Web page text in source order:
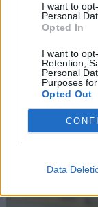
I want to
Personal
Opted In
I want to
Retention,
Personal
Purposes
Opted Out
Data
07 sierpnia 2026 |
Kard. Tagle:
07 sierpnia 2026 |
Prawosławny
za słowa o broni
Popularne